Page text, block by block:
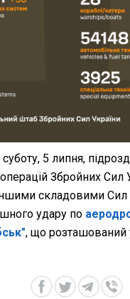
5 липня,
Збройних Сил
складовими Сил
удару по
, що розташований